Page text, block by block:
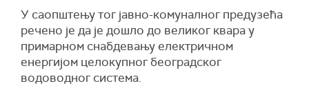
У саопштењу тог јавно-комуналног предузећа
речено је да је дошло до великог квара у
примарном снабдевању електричном
енергијом целокупног београдског
водоводног система.